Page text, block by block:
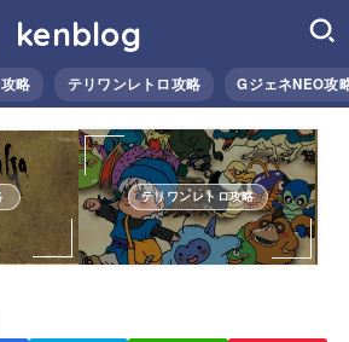
kenblog
略 テリワンレトロ攻略 GジェネNEO攻
テリワンレトロ攻略